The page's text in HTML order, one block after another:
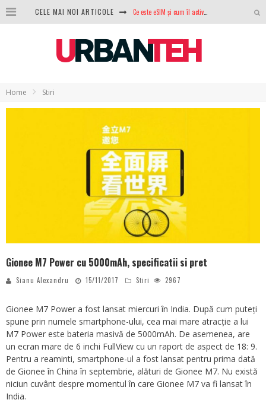
CELE MAI NOI ARTICOLE
Home Stiri
Gionee M7 Power cu 5000mAh, specificatii si pret
Sianu Alexandru 15/11/2017 Stiri 2967
Gionee M7 Power a fost lansat miercuri în India. După cum puteți
spune prin numele smartphone-ului, cea mai mare atracție a lui
M7 Power este bateria masivă de 5000mAh. De asemenea, are
un ecran mare de 6 inchi FullView cu un raport de aspect de 18: 9.
Pentru a reaminti, smartphone-ul a fost lansat pentru prima dată
de Gionee în China în septembrie, alături de Gionee M7. Nu există
niciun cuvânt despre momentul în care Gionee M7 va fi lansat în
India.